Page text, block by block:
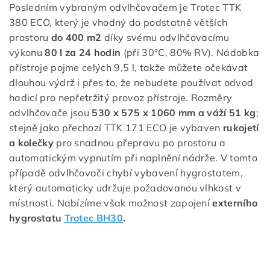
Posledním vybraným odvlhčovačem je Trotec TTK
380 ECO, který je vhodný do podstatně větších
prostoru do 400 m2 díky svému odvlhčovacímu
výkonu 80 l za 24 hodin (při 30°C, 80% RV). Nádobka
přístroje pojme celých 9,5 l, takže můžete očekávat
dlouhou výdrž i přes to, že nebudete používat odvod
hadicí pro nepřetržitý provoz přístroje. Rozměry
odvlhčovače jsou 530 x 575 x 1060 mm a váží 51 kg;
stejně jako přechozí TTK 171 ECO je vybaven rukojetí
a kolečkypro snadnou přepravu po prostoru a
automatickým vypnutím při naplnění nádrže. V tomto
případě odvlhčovači chybí vybavení hygrostatem,
který automaticky udržuje požadovanou vlhkost v
místnosti. Nabízíme však možnost zapojeníexterního
hygrostatu Trotec BH30.